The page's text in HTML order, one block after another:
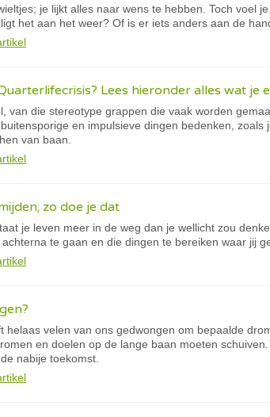
je lijkt alles naar wens te hebben. Toch voel
het aan het weer? Of is er iets anders aan de
Lees hieronder alles wat je
van die stereotype grappen die vaak worden
en impulsieve dingen bedenken,
van baan.
zo doe je dat
je leven meer in de weg dan je wellicht zou
te gaan en die dingen te bereiken waar jij
helaas velen van ons gedwongen om bepaalde
en doelen op de lange baan moeten
nabije toekomst.